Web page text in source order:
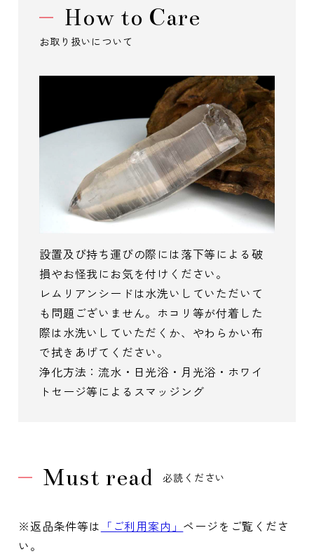
How to Care
お取り扱いについて
設置及び持ち運びの際には落下等による破
損やお怪我にお気を付けください。
レムリアンシードは水洗いしていただいて
も問題ございません。ホコリ等が付着した
際は水洗いしていただくか、やわらかい布
で拭きあげてください。
浄化方法：流水・日光浴・月光浴・ホワイ
トセージ等によるスマッジング
Must read 必読ください
※返品条件等は 「ご利用案内」 ページをご覧くださ
い。